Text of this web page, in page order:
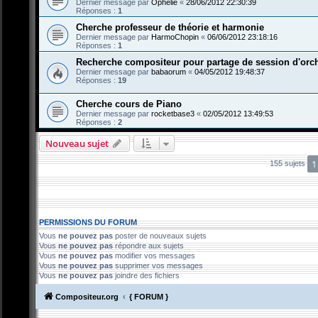
Dernier message par Ophelie « 28/06/2012 22:30:39
Réponses : 1
Cherche professeur de théorie et harmonie
Dernier message par HarmoChopin « 06/06/2012 23:18:16
Réponses : 1
Recherche compositeur pour partage de session
Dernier message par babaorum « 04/05/2012 19:48:37
Réponses : 19
Cherche cours de Piano
Dernier message par rocketbase3 « 02/05/2012 13:49:53
Réponses : 2
Nouveau sujet
155 sujets 1
PERMISSIONS DU FORUM
Vous ne pouvez pas poster de nouveaux sujets
Vousne pouvez pasrépondre aux sujets
Vous ne pouvez pas modifier vos messages
Vousne pouvez passupprimer vos messages
Vousne pouvez pasjoindre des fichiers
Compositeur.org { FORUM }